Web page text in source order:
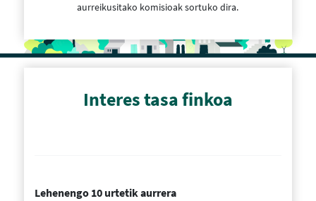
aurreikusitako komisioak sortuko dira.
Interes tasa finkoa
Lehenengo 10 urtetik aurrera